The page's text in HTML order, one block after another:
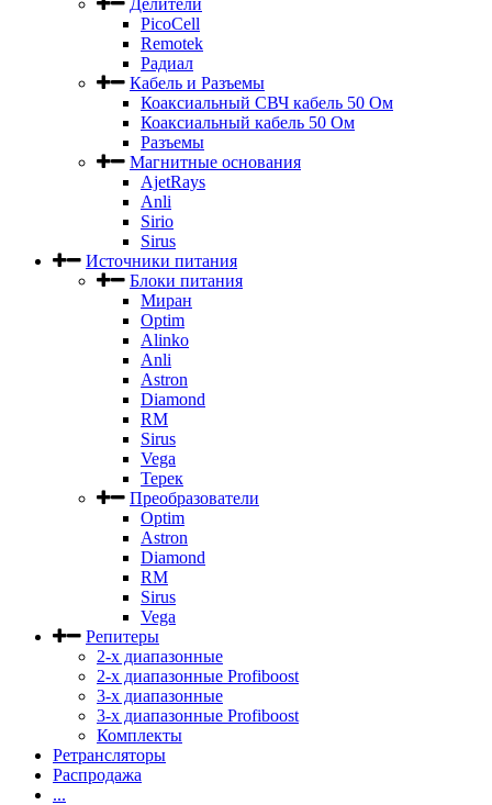
Делители
PicoCell
Remotek
Радиал
Кабель и Разъемы
Коаксиальный СВЧ кабель 50 Ом
Коаксиальный кабель 50 Ом
Разъемы
Магнитные основания
AjetRays
Anli
Sirio
Sirus
Источники питания
Блоки питания
Миран
Optim
Alinko
Anli
Astron
Diamond
RM
Sirus
Vega
Терек
Преобразователи
Optim
Astron
Diamond
RM
Sirus
Vega
Репитеры
2-х диапазонные
2-х диапазонные Profiboost
3-х диапазонные
3-х диапазонные Profiboost
Комплекты
Ретрансляторы
Распродажа
...